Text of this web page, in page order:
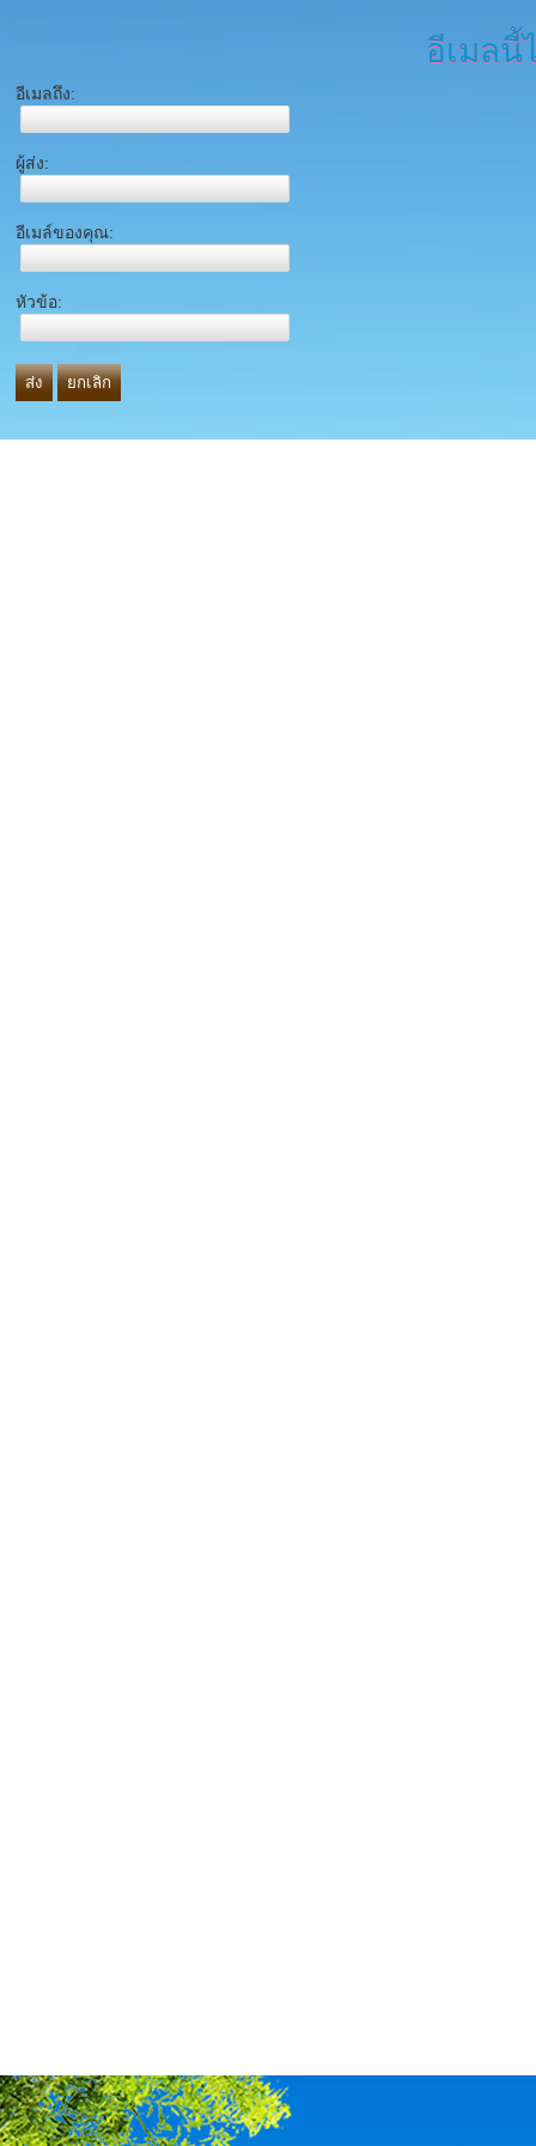
อีเมลนี้
อีเมลถึง:
ผู้ส่ง:
อีเมล์ของคุณ:
หัวข้อ:
ส่ง ยกเลิก